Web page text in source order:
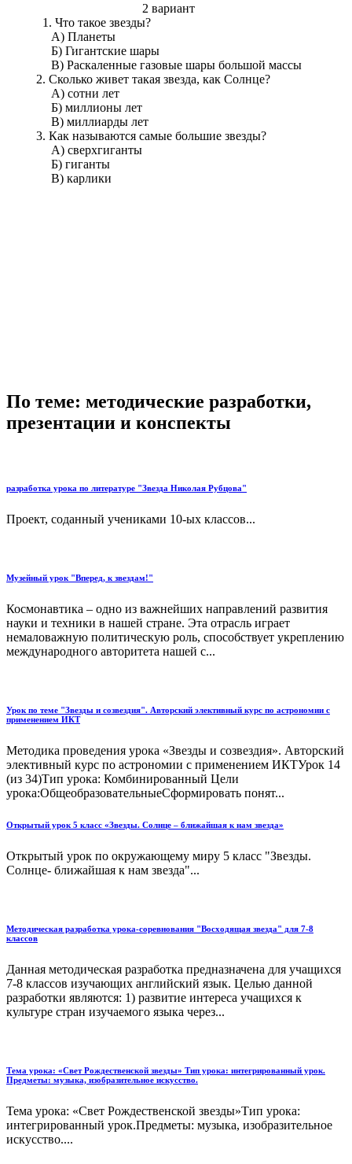
2 вариант
Что такое звезды?
А) Планеты
Б) Гигантские шары
В) Раскаленные газовые шары большой массы
2. Сколько живет такая звезда, как Солнце?
А) сотни лет
Б) миллионы лет
В) миллиарды лет
3. Как называются самые большие звезды?
А) сверхгиганты
Б) гиганты
В) карлики
По теме: методические разработки,
презентации и конспекты
разработка урока по литературе "Звезда Николая Рубцова"
Проект, соданный учениками 10-ых классов...
Музейный урок "Вперед, к звездам!"
Космонавтика – одно из важнейших направлений развития
науки и техники в нашей стране. Эта отрасль играет
немаловажную политическую роль, способствует укреплению
международного авторитета нашей с...
Урок по теме "Звезды и созвездия". Авторский элективный курс по астрономии с
применением ИКТ
Методика проведения урока «Звезды и созвездия». Авторский
элективный курс по астрономии с применением ИКТУрок 14
(из 34)Тип урока: Комбинированный Цели
урока:ОбщеобразовательныеСформировать понят...
Открытый урок 5 класс «Звезды. Солнце – ближайшая к нам звезда»
Открытый урок по окружающему миру 5 класс "Звезды.
Солнце- ближайшая к нам звезда"...
Методическая разработка урока-соревнования "Восходящая звезда" для 7-8
классов
Данная методическая разработка предназначена для учащихся
7-8 классов изучающих английский язык. Целью данной
разработки являются: 1) развитие интереса учащихся к
культуре стран изучаемого языка через...
Тема урока: «Свет Рождественской звезды» Тип урока: интегрированный урок.
Предметы: музыка, изобразительное искусство.
Тема урока: «Свет Рождественской звезды»Тип урока:
интегрированный урок.Предметы: музыка, изобразительное
искусство....